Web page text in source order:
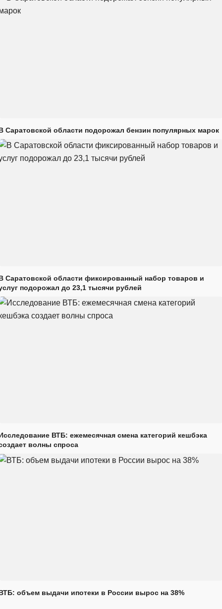
Саратовской области подорожал бензин популярных марок
Саратовской области фиксированный набор товаров и
подорожал до 23,1 тысячи рублей
ВТБ: ежемесячная смена категорий кешбэка
волны спроса
объем выдачи ипотеки в России вырос на 38%